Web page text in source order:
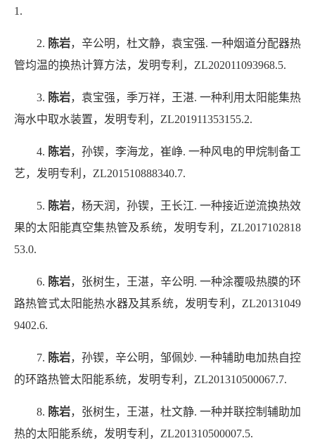
1.
2. 陈岩，辛公明，杜文静，袁宝强. 一种烟道分配器热
管均温的换热计算方法，发明专利， ZL202011093968.5.
3. 陈岩，袁宝强，季万祥，王湛. 一种利用太阳能集热
海水中取水装置，发明专利， ZL201911353155.2.
4. 陈岩，孙锲，李海龙，崔峥. 一种风电的甲烷制备工
艺，发明专利， ZL201510888340.7.
5. 陈岩，杨天润，孙锲，王长江. 一种接近逆流换热效
果的太阳能真空集热管及系统，发明专利， ZL2017102818
53.0.
6. 陈岩，张树生，王湛，辛公明. 一种涂覆吸热膜的环
路热管式太阳能热水器及其系统，发明专利， ZL20131049
9402.6.
7. 陈岩，孙锲，辛公明，邹佩妙. 一种辅助电加热自控
的环路热管太阳能系统，发明专利， ZL201310500067.7.
8. 陈岩，张树生，王湛，杜文静. 一种并联控制辅助加
热的太阳能系统，发明专利， ZL201310500007.5.